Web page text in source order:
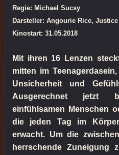
Regie: Michael Sucsy
Darsteller: Angourie Rice,
Kinostart: 31.05.2018
Mit ihren 16 Lenzen
mitten im
Unsicherheit und
Ausgerechnet jetzt
einfühlsamen Menschen
die jeden Tag im
erwacht. Um die
herrschende Zuneigung